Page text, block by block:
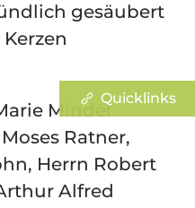
gesäubert
Mindel
Ratner,
Herrn Robert
Alfred
Quicklinks